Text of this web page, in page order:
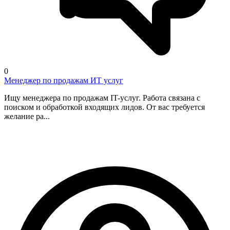
0
Менеджер по продажам ИТ услуг
Ищу менеджера по продажам IT-услуг. Работа связана с
поиском и обработкой входящих лидов. От вас требуется
желание ра...